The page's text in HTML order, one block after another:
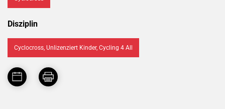
Disziplin
Cyclocross, Unlizenziert Kinder, Cycling 4 All